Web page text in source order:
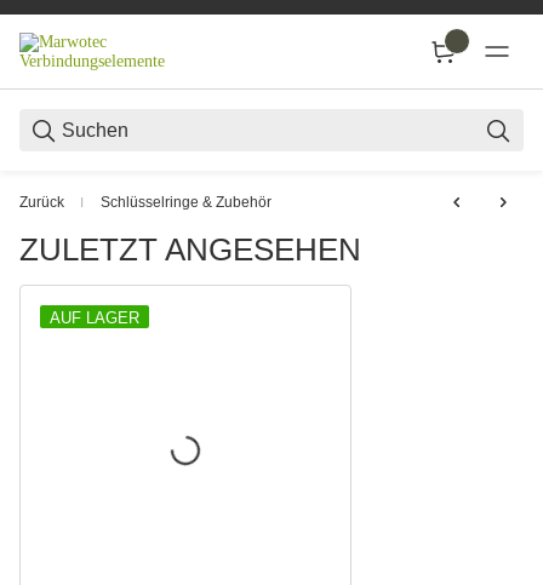
Zurück Schlüsselringe & Zubehör
ZULETZT ANGESEHEN
AUF LAGER